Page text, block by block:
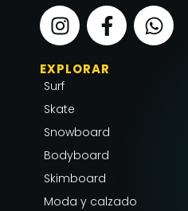
I
n
s
t
a
g
r
a
m
F
a
c
e
o
k
f
W
h
a
EXPLORAR
Surf
Skate
Snowboard
Bodyboard
Skimboard
Moda y calzado